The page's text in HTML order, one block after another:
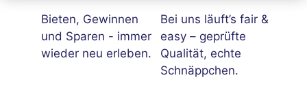
Bieten, Gewinnen
und Sparen - immer
wieder neu erleben.
Bei uns läuft’s fair &
easy – geprüfte
Qualität, echte
Schnäppchen.